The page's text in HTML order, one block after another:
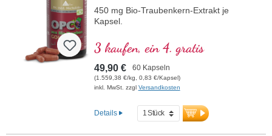
450 mg Bio-Traubenkern-Extrakt je
Kapsel.
3 kaufen, ein 4. gratis
49,90 € 60 Kapseln
(1.559,38 €/kg, 0,83 €/Kapsel)
inkl. MwSt. zzgl Versandkosten
Details